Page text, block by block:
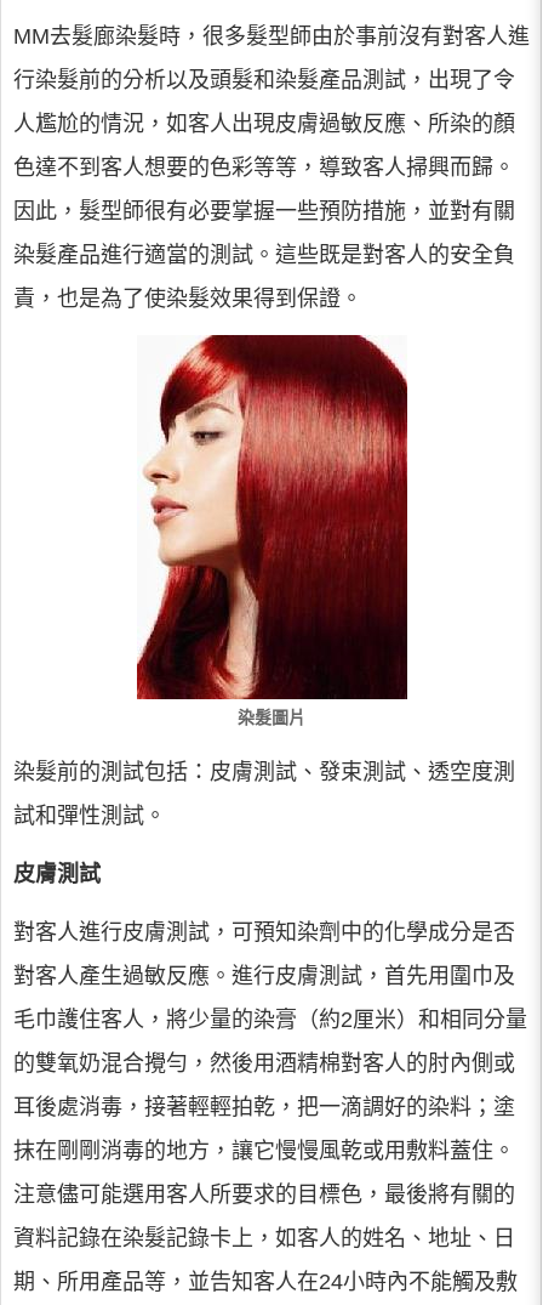
MM去髮廊染髮時，很多髮型師由於事前沒有對客人進
行染髮前的分析以及頭髮和染髮產品測試，出現了令
人尷尬的情況，如客人出現皮膚過敏反應、所染的顏
色達不到客人想要的色彩等等，導致客人掃興而歸。
因此，髮型師很有必要掌握一些預防措施，並對有關
染髮產品進行適當的測試。這些既是對客人的安全負
責，也是為了使染髮效果得到保證。
染髮圖片
染髮前的測試包括：皮膚測試、發束測試、透空度測
試和彈性測試。
皮膚測試
對客人進行皮膚測試，可預知染劑中的化學成分是否
對客人產生過敏反應。進行皮膚測試，首先用圍巾及
毛巾護住客人，將少量的染膏（約2厘米）和相同分量
的雙氧奶混合攪勻，然後用酒精棉對客人的肘內側或
耳後處消毒，接著輕輕拍乾，把一滴調好的染料；塗
抹在剛剛消毒的地方，讓它慢慢風乾或用敷料蓋住。
注意儘可能選用客人所要求的目標色，最後將有關的
資料記錄在染髮記錄卡上，如客人的姓名、地址、日
期、所用產品等，並告知客人在24小時內不能觸及敷